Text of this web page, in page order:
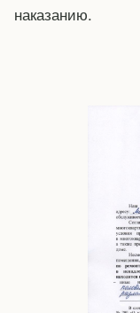
наказанию.